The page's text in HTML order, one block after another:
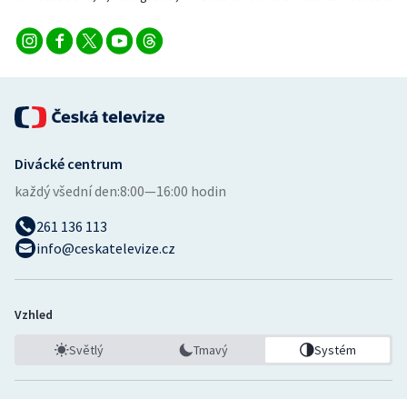
Vodní slalom
Volejbal
Divácké centrum
každý všední den:8:00—16:00 hodin
261 136 113
info@ceskatelevize.cz
Vzhled
Světlý Tmavý Systém